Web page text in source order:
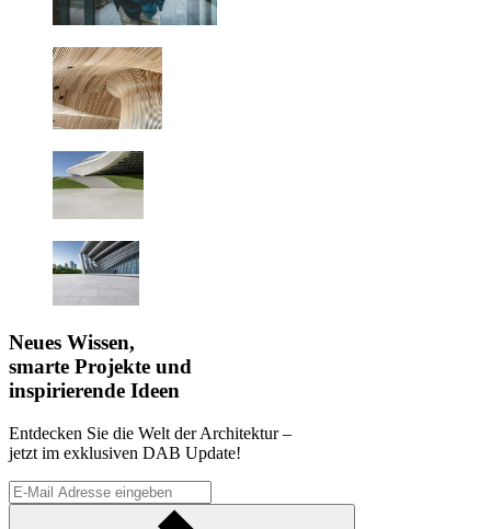
Neues Wissen,
smarte Projekte und
inspirierende Ideen
Entdecken Sie die Welt der Architektur –
jetzt im exklusiven DAB Update!